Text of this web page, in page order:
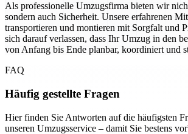
Als professionelle Umzugsfirma bieten wir
sondern auch Sicherheit. Unsere erfahrenen
transportieren und montieren mit Sorgfalt und
sich darauf verlassen, dass Ihr Umzug in den
von Anfang bis Ende planbar, koordiniert und
FAQ
Häufig gestellte Fragen
Hier finden Sie Antworten auf die häufigsten
unseren Umzugsservice – damit Sie bestens